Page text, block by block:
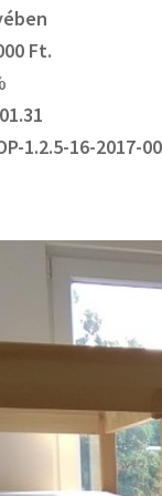
Ft.
1.2.5-16-2017-